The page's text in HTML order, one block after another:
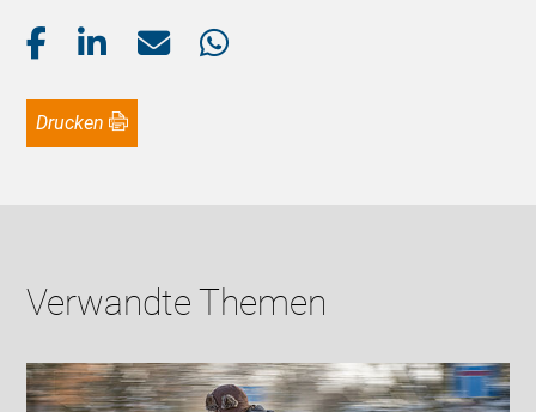
Drucken
Verwandte Themen